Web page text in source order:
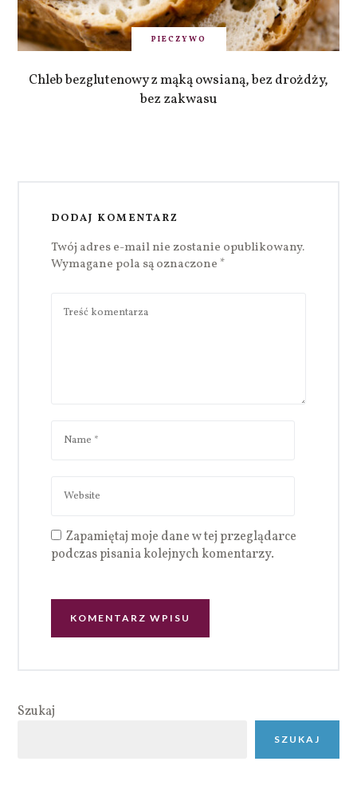
PIECZYWO
Chleb bezglutenowy z mąką owsianą, bez drożdży,
bez zakwasu
DODAJ KOMENTARZ
Twój adres e-mail nie zostanie opublikowany.
Wymagane pola są oznaczone *
Zapamiętaj moje dane w tej przeglądarce
podczas pisania kolejnych komentarzy.
Szukaj
SZUKAJ